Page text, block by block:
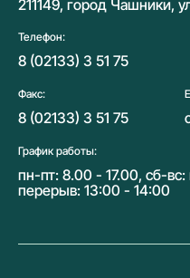
211149, город Чашники,
Телефон:
8 (02133) 3 51 75
Факс:
8 (02133) 3 51 75
График работы:
пн-пт: 8.00 - 17.00, сб-
перерыв: 13:00 - 14:00